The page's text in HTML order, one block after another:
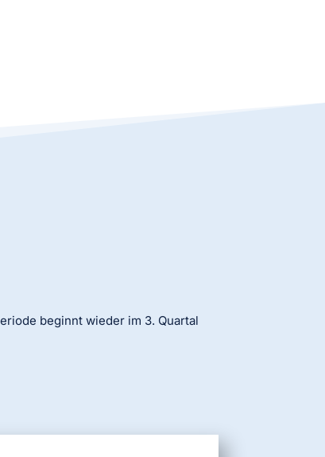
beginnt wieder im 3. Quartal